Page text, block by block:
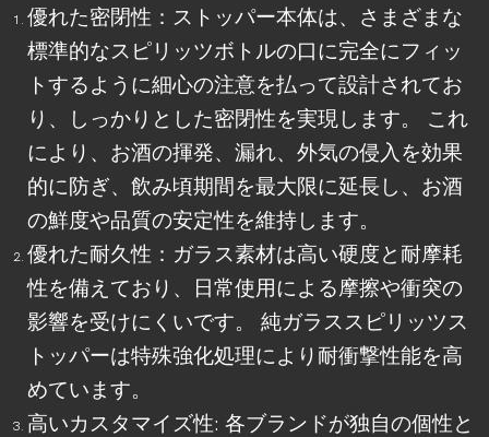
優れた密閉性：ストッパー本体は、さまざまな
標準的なスピリッツボトルの口に完全にフィッ
トするように細心の注意を払って設計されてお
り、しっかりとした密閉性を実現します。 これ
により、お酒の揮発、漏れ、外気の侵入を効果
的に防ぎ、飲み頃期間を最大限に延長し、お酒
の鮮度や品質の安定性を維持します。
優れた耐久性：ガラス素材は高い硬度と耐摩耗
性を備えており、日常使用による摩擦や衝突の
影響を受けにくいです。 純ガラススピリッツス
トッパーは特殊強化処理により耐衝撃性能を高
めています。
高いカスタマイズ性: 各ブランドが独自の個性と